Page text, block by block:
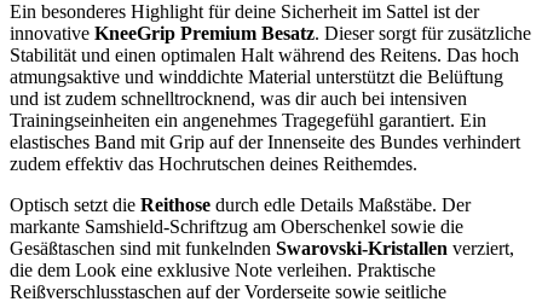
Ein besonderes Highlight für deine Sicherheit im Sattel ist der
innovative KneeGrip Premium Besatz. Dieser sorgt für zusätzliche
Stabilität und einen optimalen Halt während des Reitens. Das hoch
atmungsaktive und winddichte Material unterstützt die Belüftung
und ist zudem schnelltrocknend, was dir auch bei intensiven
Trainingseinheiten ein angenehmes Tragegefühl garantiert. Ein
elastisches Band mit Grip auf der Innenseite des Bundes verhindert
zudem effektiv das Hochrutschen deines Reithemdes.
Optisch setzt die Reithose durch edle Details Maßstäbe. Der
markante Samshield-Schriftzug am Oberschenkel sowie die
Gesäßtaschen sind mit funkelnden Swarovski-Kristallen verziert,
die dem Look eine exklusive Note verleihen. Praktische
Reißverschlusstaschen auf der Vorderseite sowie seitliche